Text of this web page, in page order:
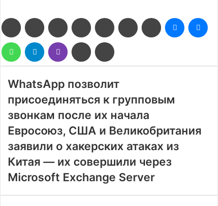
FacebookTwitter LinkedIn Pinterest Reddit ВконтактеОдноклассники
Messenger
WhatsAppTelegram Viber
Поделиться
через
электронную
WhatsApp позволит
присоединяться к групповым
звонкам после их начала
Евросоюз, США и Великобритания
заявили о хакерских атаках из
Китая — их совершили через
Microsoft Exchange Server